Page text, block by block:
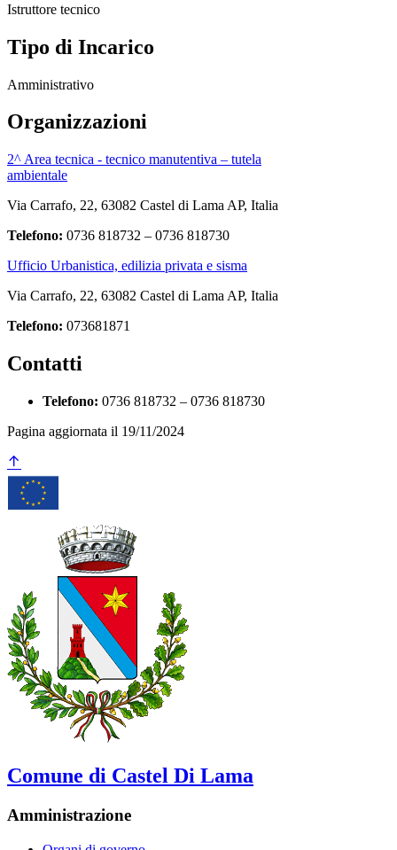
Istruttore tecnico
Tipo di Incarico
Amministrativo
Organizzazioni
2^ Area tecnica - tecnico manutentiva – tutela
ambientale
Via Carrafo, 22, 63082 Castel di Lama AP, Italia
Telefono: 0736 818732 – 0736 818730
Ufficio Urbanistica, edilizia privata e sisma
Via Carrafo, 22, 63082 Castel di Lama AP, Italia
Telefono: 073681871
Contatti
Telefono: 0736 818732 – 0736 818730
Pagina aggiornata il 19/11/2024
Comune di Castel Di Lama
Amministrazione